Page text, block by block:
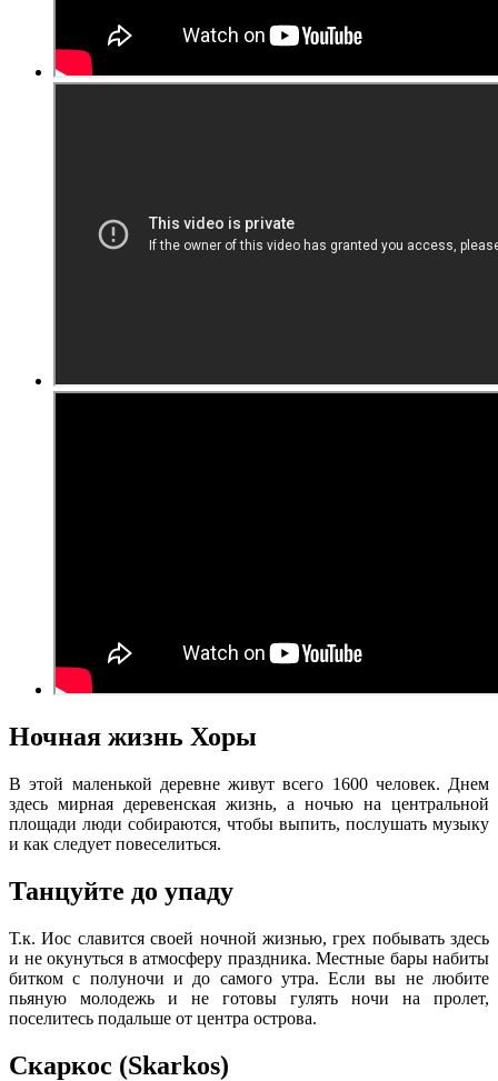
Ночная жизнь Хоры
В этой маленькой деревне живут всего 1600 человек. Днем
здесь мирная деревенская жизнь, а ночью на центральной
площади люди собираются, чтобы выпить, послушать музыку
и как следует повеселиться.
Танцуйте до упаду
Т.к. Иос славится своей ночной жизнью, грех побывать здесь
и не окунуться в атмосферу праздника. Местные бары набиты
битком с полуночи и до самого утра. Если вы не любите
пьяную молодежь и не готовы гулять ночи на пролет,
поселитесь подальше от центра острова.
Скаркос (Skarkos)